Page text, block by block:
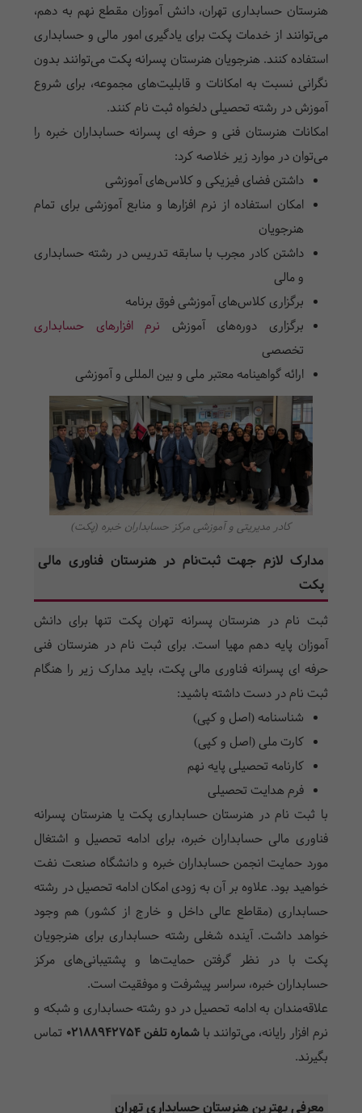
هنرستان حسابداری تهران، دانش آموزان مقطع نهم به دهم،
می‌توانند از خدمات پکت برای یادگیری امور مالی و حسابداری
استفاده کنند. هنرجویان هنرستان پسرانه پکت می‌توانند بدون
نگرانی نسبت به امکانات و قابلیت‌های مجموعه، برای شروع
آموزش در رشته تحصیلی دلخواه ثبت نام کنند.
امکانات هنرستان فنی و حرفه ای پسرانه حسابداران خبره را
می‌توان در موارد زیر خلاصه کرد:
داشتن فضای فیزیکی و کلاس‌های آموزشی
امکان استفاده از نرم افزار‌ها و منابع آموزشی برای تمام
هنرجویان
داشتن کادر مجرب با سابقه تدریس در رشته حسابداری
و مالی
برگزاری کلاس‌های آموزشی فوق برنامه
برگزاری دوره‌های آموزش نرم افزارهای حسابداری
تخصصی
ارائه گواهینامه معتبر ملی و بین المللی و آموزشی
کادر مدیریتی و آموزشی مرکز حسابداران خبره (پکت)
مدارک لازم جهت ثبت‌نام در هنرستان فناوری مالی
پکت
ثبت نام در هنرستان پسرانه تهران پکت تنها برای دانش
آموزان پایه دهم مهیا است. برای ثبت نام در هنرستان فنی
حرفه ای پسرانه فناوری مالی پکت، باید مدارک زیر را هنگام
ثبت نام در دست داشته باشید:
شناسنامه (اصل و کپی)
کارت ملی (اصل و کپی)
کارنامه تحصیلی پایه نهم
فرم هدایت تحصیلی
با ثبت نام در هنرستان حسابداری پکت یا هنرستان پسرانه
فناوری مالی حسابداران خبره، برای ادامه تحصیل و اشتغال
مورد حمایت انجمن حسابداران خبره و دانشگاه صنعت نفت
خواهید بود. علاوه بر آن به زودی امکان ادامه تحصیل در رشته
حسابداری (مقاطع عالی داخل و خارج از کشور) هم وجود
خواهد داشت. آینده شغلی رشته حسابداری برای هنرجویان
پکت با در نظر گرفتن حمایت‌ها و پشتیبانی‌های مرکز
حسابداران خبره، سراسر پیشرفت و موفقیت است.
علاقه­‌مندان به ادامه تحصیل در دو رشته حسابداری و شبکه و
نرم افزار رایانه، می­‌توانند باشماره تلفن02188942754 تماس
بگیرند.
معرفی بهترین هنرستان حسابداری تهران